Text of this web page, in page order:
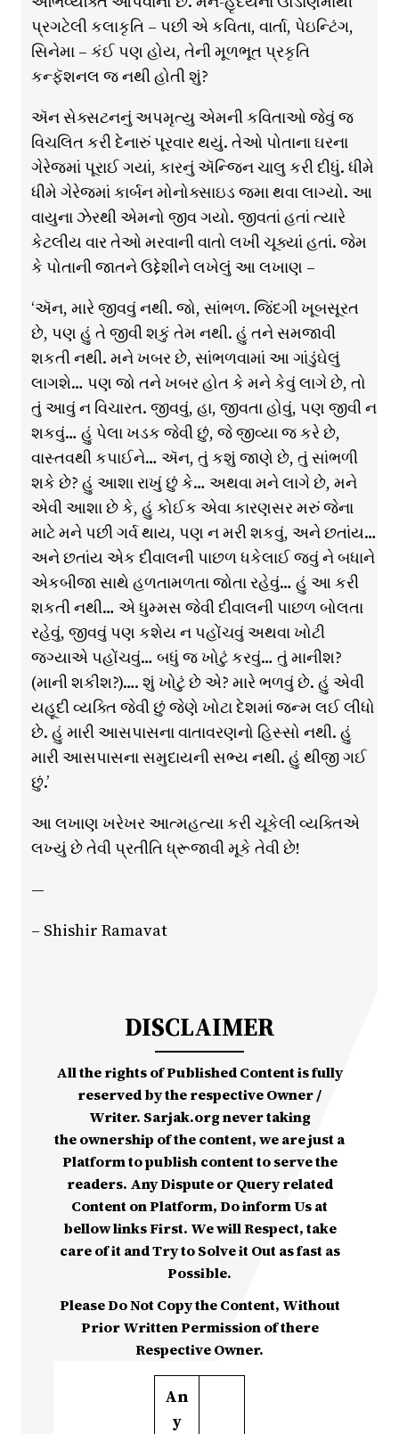
પ્રગટેલી કલાકૃતિ – પછી એ કવિતા, વાર્તા, પેઇન્ટિંગ,
સિનેમા – કંઈ પણ હોય, તેની મૂળભૂત પ્રકૃતિ
કન્ફૅશનલ જ નથી હોતી શું?
ઍન સેક્સટનનું અપમૃત્યુ એમની કવિતાઓ જેવું જ
વિચલિત કરી દેનારું પૂરવાર થયું. તેઓ પોતાના ઘરના
ગેરેજમાં પૂરાઈ ગયાં, કારનું ઍન્જિન ચાલુ કરી દીધું. ધીમે
ધીમે ગેરેજમાં કાર્બન મોનોક્સાઇડ જમા થવા લાગ્યો. આ
વાયુના ઝેરથી એમનો જીવ ગયો. જીવતાં હતાં ત્યારે
કેટલીય વાર તેઓ મરવાની વાતો લખી ચૂક્યાં હતાં. જેમ
કે પોતાની જાતને ઉદ્દેશીને લખેલું આ લખાણ –
‘ઍન, મારે જીવવું નથી. જો, સાંભળ. જિંદગી ખૂબસૂરત
છે, પણ હું તે જીવી શકું તેમ નથી. હું તને સમજાવી
શકતી નથી. મને ખબર છે, સાંભળવામાં આ ગાંડુંઘેલું
લાગશે… પણ જો તને ખબર હોત કે મને કેવું લાગે છે, તો
તું આવું ન વિચારત. જીવવું, હા, જીવતા હોવું, પણ જીવી ન
શકવું… હું પેલા ખડક જેવી છું, જે જીવ્યા જ કરે છે,
વાસ્તવથી કપાઈને… ઍન, તું કશું જાણે છે, તું સાંભળી
શકે છે? હું આશા રાખું છું કે… અથવા મને લાગે છે, મને
એવી આશા છે કે, હું કોઈક એવા કારણસર મરું જેના
માટે મને પછી ગર્વ થાય, પણ ન મરી શકવું, અને છતાંય…
અને છતાંય એક દીવાલની પાછળ ધકેલાઈ જવું ને બધાને
એકબીજા સાથે હળતામળતા જોતા રહેવું… હું આ કરી
શકતી નથી… એ ધુમ્મસ જેવી દીવાલની પાછળ બોલતા
રહેવું, જીવવું પણ કશેય ન પહોંચવું અથવા ખોટી
જગ્યાએ પહોંચવું… બધું જ ખોટું કરવું… તું માનીશ?
(માની શકીશ?)…. શું ખોટું છે એ? મારે ભળવું છે. હું એવી
યહૂદી વ્યક્તિ જેવી છું જેણે ખોટા દેશમાં જન્મ લઈ લીધો
છે. હું મારી આસપાસના વાતાવરણનો હિસ્સો નથી. હું
મારી આસપાસના સમુદાયની સભ્ય નથી. હું થીજી ગઈ
છું.’
આ લખાણ ખરેખર આત્મહત્યા કરી ચૂકેલી વ્યક્તિએ
લખ્યું છે તેવી પ્રતીતિ ધ્રૂજાવી મૂકે તેવી છે!
—
– Shishir Ramavat
DISCLAIMER
All the rights of Published Content is fully
reserved by the respective Owner /
Writer. Sarjak.org never taking
the ownership of the content, we are just a
Platform to publish content to serve the
readers. Any Dispute or Query related
Content on Platform, Do inform Us at
bellow links First. We will Respect, take
care of it and Try to Solve it Out as fast as
Possible.
Please Do Not Copy the Content, Without
Prior Written Permission of there
Respective Owner.
An
y